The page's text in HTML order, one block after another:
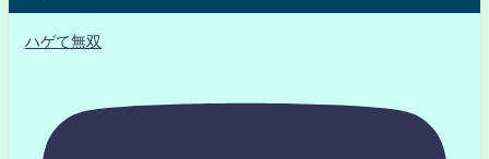
ハゲて無双